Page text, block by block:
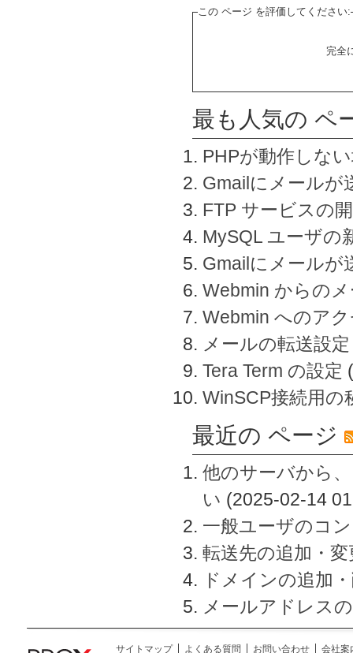
この ページ を評価してください:
完全
最も人気の ペ
PHPが動作しな
Gmailにメールが
FTP サービスの
MySQL ユーザの
Gmailにメールが
Webmin からの
Webmin へのア
メールの転送設定
Tera Term の設定
WinSCP接続用の
最近の ページ
他のサーバから
い (2025-02-14
一般ユーザのコ
転送先の追加・
ドメインの追加
メールアドレス
サイトマップ よくある質問 お問い合わせ
会社案